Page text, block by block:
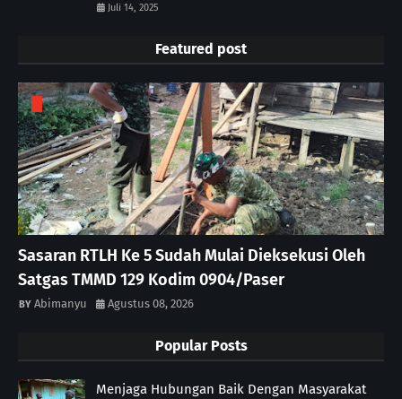
Juli 14, 2025
Featured post
Sasaran RTLH Ke 5 Sudah Mulai Dieksekusi Oleh
Satgas TMMD 129 Kodim 0904/Paser
Abimanyu Agustus 08, 2026
Popular Posts
Menjaga Hubungan Baik Dengan Masyarakat